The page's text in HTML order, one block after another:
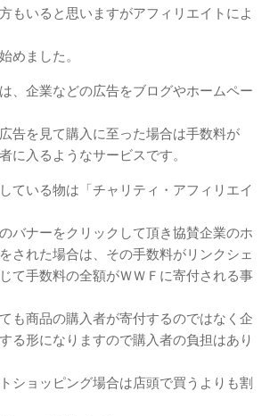
もいると思いますがアフィリエイトによ
めました。
、企業などの広告をブログやホームペー
告を見て購入に至った場合は手数料が
に入るようなサービスです。
ている物は「チャリティ・アフィリエイ
バナーをクリックして頂き協賛企業のホ
された場合は、その手数料がリンクシェ
て手数料の全額がＷＷＦに寄付される事
も商品の購入者が寄付するのではなく企
る形になりますので購入者の負担はあり
ショッピング場合は店頭で買うよりも割